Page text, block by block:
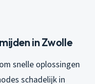
in Zwolle
snelle oplossingen
schadelijk in